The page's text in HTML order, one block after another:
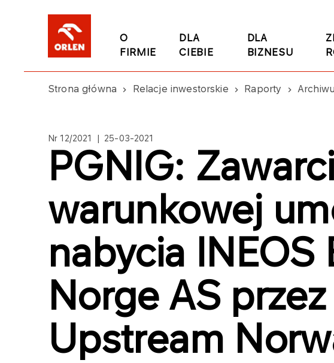
O
FIRMIE
DLA
CIEBIE
DLA
BIZNESU
Strona główna Relacje inwestorskie Raporty
Nr 12/2021 | 25-03-2021
PGNIG:
warunkowej
nabycia INEOS
Norge AS
Upstream